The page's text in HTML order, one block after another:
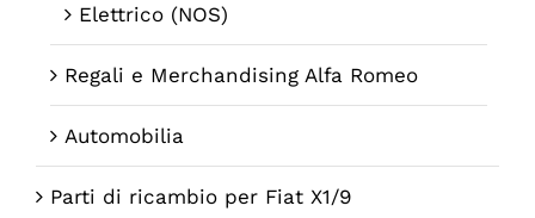
Elettrico (NOS)
Regali e Merchandising Alfa Romeo
Automobilia
Parti di ricambio per Fiat X1/9